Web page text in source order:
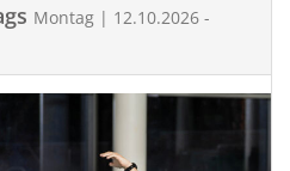
Montag | 12.10.2026 -